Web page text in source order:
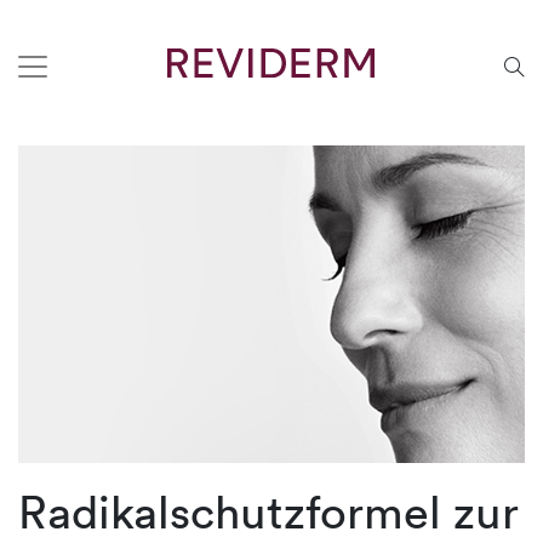
Radikalschutzformel zur